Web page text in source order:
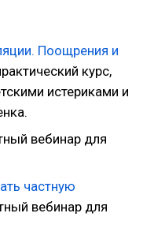
Поощрения и
курс,
истериками и
вебинар для
частную
вебинар для